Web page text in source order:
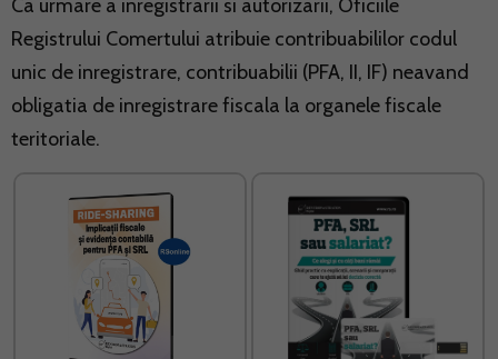
Ca urmare a inregistrarii si autorizarii, Oficiile
Registrului Comertului atribuie contribuabililor codul
unic de inregistrare, contribuabilii (PFA, II, IF) neavand
obligatia de inregistrare fiscala la organele fiscale
teritoriale.